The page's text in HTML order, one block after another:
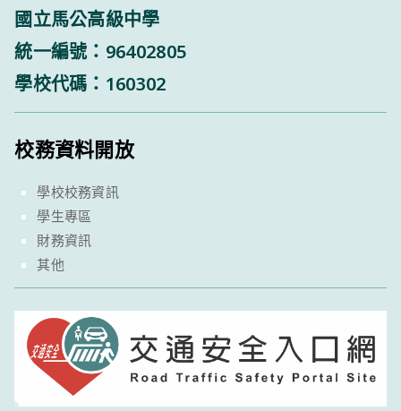
國立馬公高級中學
統一編號：96402805
學校代碼：160302
校務資料開放
學校校務資訊
學生專區
財務資訊
其他